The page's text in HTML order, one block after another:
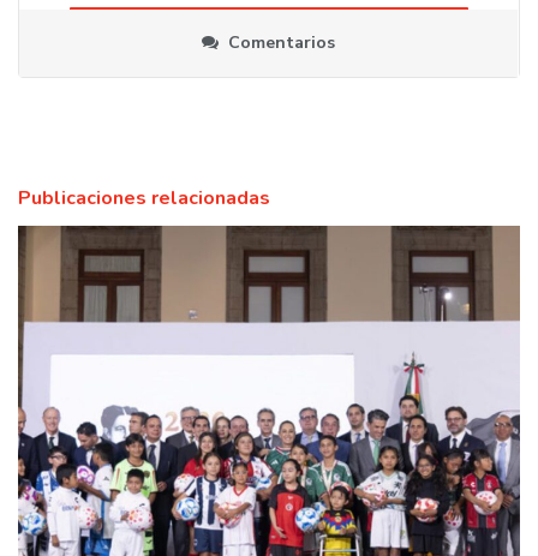
Comentarios
Publicaciones relacionadas